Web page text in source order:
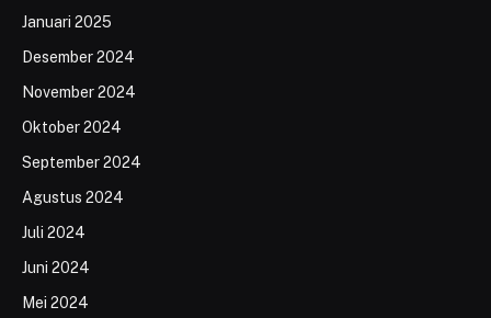
Januari 2025
Desember 2024
November 2024
Oktober 2024
September 2024
Agustus 2024
Juli 2024
Juni 2024
Mei 2024